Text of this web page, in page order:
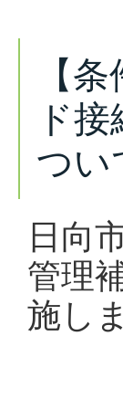
【
ド
つい
日向
管理
施し